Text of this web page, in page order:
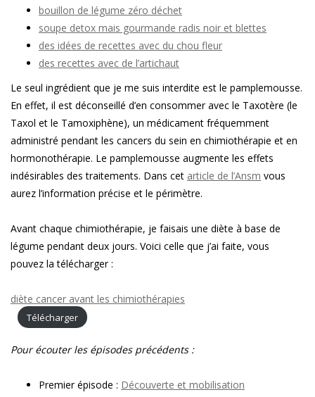
bouillon de légume zéro déchet
soupe detox mais gourmande radis noir et blettes
des idées de recettes avec du chou fleur
des recettes avec de l’artichaut
Le seul ingrédient que je me suis interdite est le pamplemousse.
En effet, il est déconseillé d’en consommer avec le Taxotère (le
Taxol et le Tamoxiphène), un médicament fréquemment
administré pendant les cancers du sein en chimiothérapie et en
hormonothérapie. Le pamplemousse augmente les effets
indésirables des traitements. Dans cet article de l’Ansm vous
aurez l’information précise et le périmètre.
Avant chaque chimiothérapie, je faisais une diète à base de
légume pendant deux jours. Voici celle que j’ai faite, vous
pouvez la télécharger :
diète cancer avant les chimiothérapies
Télécharger
Pour écouter les épisodes précédents :
Premier épisode : Découverte et mobilisation